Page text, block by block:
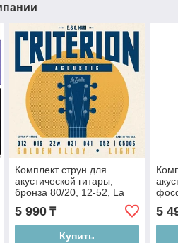
Комплект струн для
акустической гитары,
бронза 80/20, 12-52, La
Bella Criterion C500S
5 990₸
Купить
5